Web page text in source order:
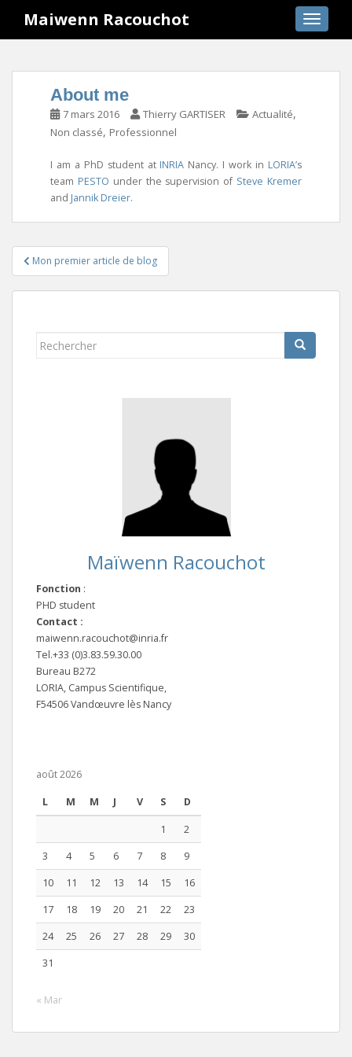
i
Maiwenn Racouchot
About me
7 mars 2016 Thierry GARTISER Actualité,
Non classé, Professionnel
I am a PhD student at INRIA Nancy. I work in LORIA’s
team PESTO under the supervision of Steve Kremer
and Jannik Dreier.
Navigation
de
l’article
Mon premier article de blog
Rechercher...
Maïwenn Racouchot
Fonction :
PHD student
Contact :
maiwenn.racouchot@inria.fr
Tel.+33 (0)3.83.59.30.00
Bureau B272
LORIA, Campus Scientifique,
F54506 Vandœuvre lès Nancy
août 2026
L M M J V S D
1
2
3
4 5 6 7 8
9
10
11 12 13 14 15
16
17
18 19 20 21 22
23
24
25 26 27 28 29
30
31
« Mar